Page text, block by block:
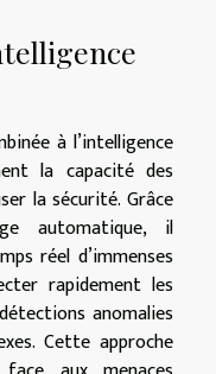
à l’intelligence
la capacité des
la sécurité. Grâce
automatique, il
réel d’immenses
rapidement les
anomalies
Cette approche